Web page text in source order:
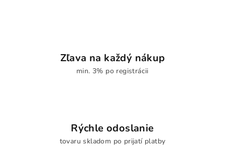
Zľava na každý nákup
min. 3% po registrácii
Rýchle odoslanie
tovaru skladom po prijatí platby